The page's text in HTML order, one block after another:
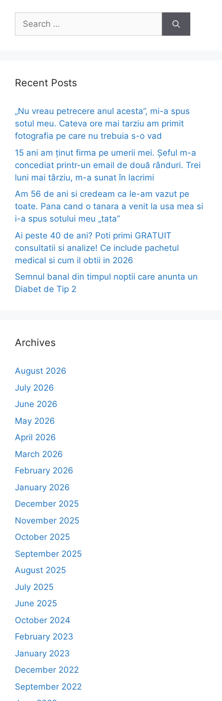
Search
for:
Recent Posts
„Nu vreau petrecere anul acesta”, mi-a spus
sotul meu. Cateva ore mai tarziu am primit
fotografia pe care nu trebuia s-o vad
15 ani am ținut firma pe umerii mei. Șeful m-a
concediat printr-un email de două rânduri. Trei
luni mai târziu, m-a sunat în lacrimi
Am 56 de ani si credeam ca le-am vazut pe
toate. Pana cand o tanara a venit la usa mea si
i-a spus sotului meu „tata”
Ai peste 40 de ani? Poti primi GRATUIT
consultatii si analize! Ce include pachetul
medical si cum il obtii in 2026
Semnul banal din timpul noptii care anunta un
Diabet de Tip 2
Archives
August 2026
July 2026
June 2026
May 2026
April 2026
March 2026
February 2026
January 2026
December 2025
November 2025
October 2025
September 2025
August 2025
July 2025
June 2025
October 2024
February 2023
January 2023
December 2022
September 2022